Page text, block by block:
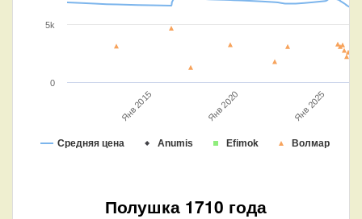
Средняя цена Anumis Efimok Волмар
Янв 2015 Янв 2020 Янв 2025
0
5k
Полушка 1710 года